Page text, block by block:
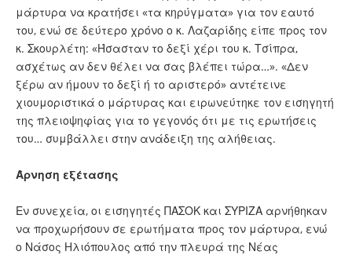
μάρτυρα να κρατήσει «τα κηρύγματα» για τον εαυτό
του, ενώ σε δεύτερο χρόνο ο κ. Λαζαρίδης είπε προς τον
κ. Σκουρλέτη: «Ήσασταν το δεξί χέρι του κ. Τσίπρα,
ασχέτως αν δεν θέλει να σας βλέπει τώρα…». «Δεν
ξέρω αν ήμουν το δεξί ή το αριστερό» αντέτεινε
χιουμοριστικά ο μάρτυρας και ειρωνεύτηκε τον εισηγητή
της πλειοψηφίας για το γεγονός ότι με τις ερωτήσεις
του… συμβάλλει στην ανάδειξη της αλήθειας.
Άρνηση εξέτασης
Εν συνεχεία, οι εισηγητές ΠΑΣΟΚ και ΣΥΡΙΖΑ αρνήθηκαν
να προχωρήσουν σε ερωτήματα προς τον μάρτυρα, ενώ
ο Νάσος Ηλιόπουλος από την πλευρά της Νέας